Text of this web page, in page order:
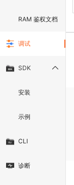
RAM 鉴权文档
调试
SDK
安装
示例
CLI
诊断